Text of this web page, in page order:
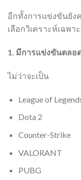
อีกทั้งการแข่งขันยัง
เลือกวิเคราะห์เฉพ
1. มีการแข่งขันตลอ
ไม่ว่าจะเป็น
League of
Dota 2
Counter-Strike
VALORANT
PUBG